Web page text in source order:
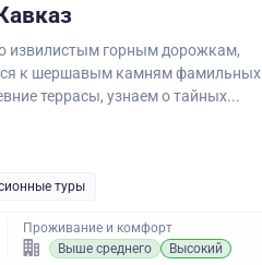
извилистым горным дорожкам,
к шершавым камням фамильных
террасы, узнаем о тайных...
туры
Проживание и комфорт
Выше среднего
Высокий